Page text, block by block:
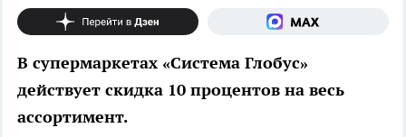
В супермаркетах «Система Глобус»
действует скидка 10 процентов на весь
ассортимент.